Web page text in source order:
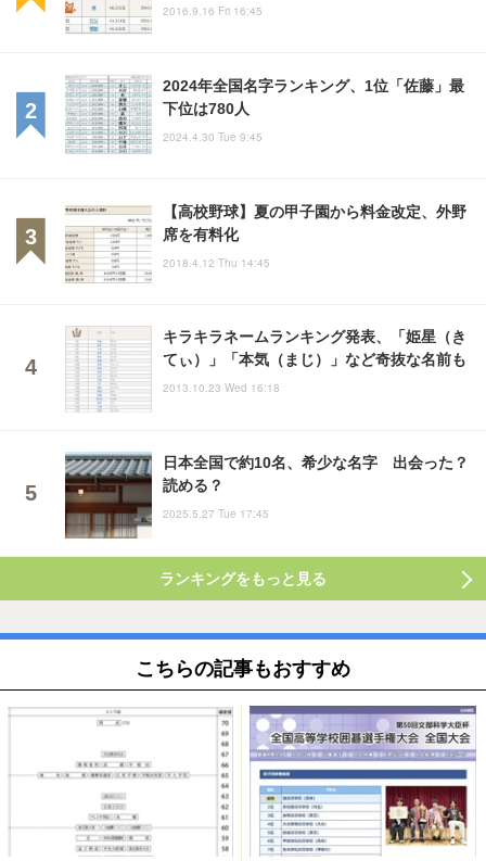
2016.9.16 Fri 16:45
2024年全国名字ランキング、1位「佐藤」最
下位は780人
2024.4.30 Tue 9:45
【高校野球】夏の甲子園から料金改定、外野
席を有料化
2018.4.12 Thu 14:45
キラキラネームランキング発表、「姫星（き
てぃ）」「本気（まじ）」など奇抜な名前も
2013.10.23 Wed 16:18
日本全国で約10名、希少な名字 出会った？
読める？
2025.5.27 Tue 17:45
ランキングをもっと見る
こちらの記事もおすすめ